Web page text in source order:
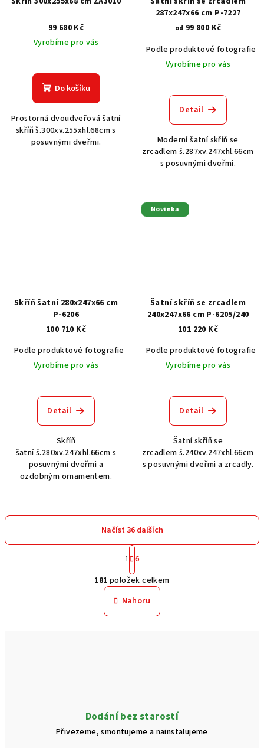
99 680 Kč
Vyrobíme pro vás
Do košíku
Prostorná dvoudveřová šatní
skříň š.300xv.255xhl.68cm s
posuvnými dveřmi.
287x247x66 cm P-7227
od 99 800 Kč
Podle produktové fotografie
Vyrobíme pro vás
Detail
Moderní šatní skříň se
zrcadlem š.287xv.247xhl.66cm
s posuvnými dveřmi.
Skříň šatní 280x247x66 cm
P-6206
100 710 Kč
Podle produktové fotografie
Akát vintage BT1551
Dub světlý
Vyrobíme pro vás
Detail
Skříň
šatní š.280xv.247xhl.66cm s
posuvnými dveřmi a
ozdobným ornamentem.
Novinka
Šatní skříň se zrcadlem
240x247x66 cm P-6205/240
101 220 Kč
Podle produktové fotografie
Vyrobíme pro vás
Detail
Šatní skříň se
zrcadlem š.240xv.247xhl.66cm
s posuvnými dveřmi a zrcadly.
O
v
l
á
k
y
Načíst 36 dalších
S
t
r
á
n
k
o
1 6
181 položek celkem
Nahoru
Dodání bez starostí
Přivezeme, smontujeme a nainstalujeme